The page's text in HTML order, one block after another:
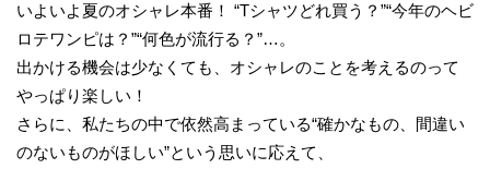
いよいよ夏のオシャレ本番！ “Tシャツどれ買う？”“今年のヘビ
ロテワンピは？”“何色が流行る？”…。
出かける機会は少なくても、オシャレのことを考えるのって
やっぱり楽しい！
さらに、私たちの中で依然高まっている“確かなもの、間違い
のないものがほしい”という思いに応えて、